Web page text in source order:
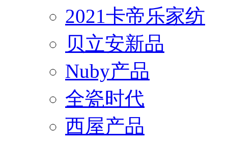
2021卡帝乐家纺
贝立安新品
Nuby产品
全瓷时代
西屋产品